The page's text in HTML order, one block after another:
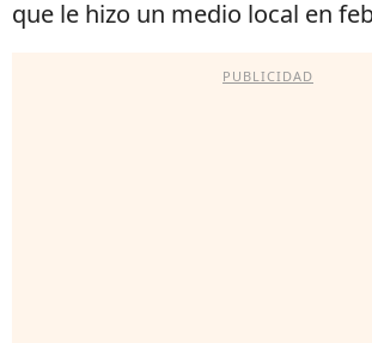
que le hizo un medio local en
PUBLICIDAD